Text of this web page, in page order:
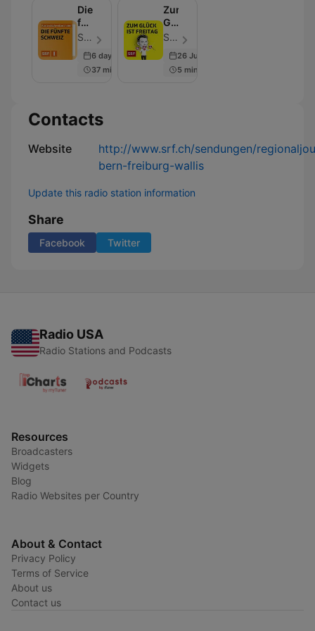
Die
fünfte
Schweiz
Schweizer Radio und Fernsehen (SRF) - Episode 50
6 days ago
37 min
Zum
Glück
ist
Freitag
Schweizer Radio und Fernsehen (SRF) - Episode 50
26 Jun 2026
5 min
Contacts
Website
http://www.srf.ch/sendungen/
bern-freiburg-wallis
Update this radio station information
Share
Facebook Twitter
Radio USA
Radio Stations and Podcasts
Resources
Broadcasters
Widgets
Blog
Radio Websites per Country
About & Contact
Privacy Policy
Terms of Service
About us
Contact us